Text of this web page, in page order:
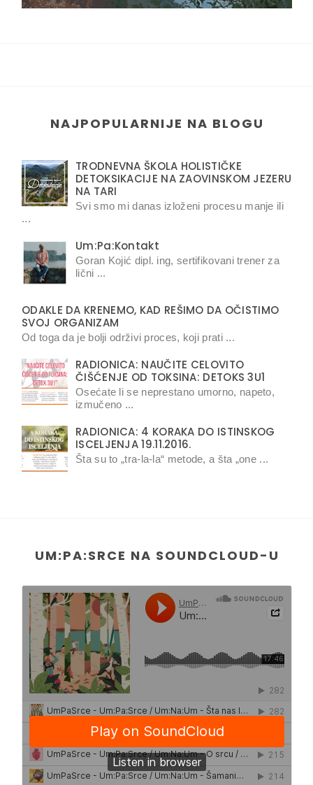
NAJPOPULARNIJE NA BLOGU
TRODNEVNA ŠKOLA HOLISTIČKE
DETOKSIKACIJE NA ZAOVINSKOM JEZERU
NA TARI
Svi smo mi danas izloženi procesu manje ili
...
Um:Pa:Kontakt
Goran Kojić dipl. ing, sertifikovani trener za
lični ...
ODAKLE DA KRENEMO, KAD REŠIMO DA OČISTIMO
SVOJ ORGANIZAM
Od toga da je bolji održivi proces, koji prati ...
RADIONICA: NAUČITE CELOVITO
ČIŠĆENJE OD TOKSINA: DETOKS 3U1
Osećate li se neprestano umorno, napeto,
izmučeno ...
RADIONICA: 4 KORAKA DO ISTINSKOG
ISCELJENJA 19.11.2016.
Šta su to „tra-la-la“ metode, a šta „one ...
UM:PA:SRCE NA SOUNDCLOUD-U